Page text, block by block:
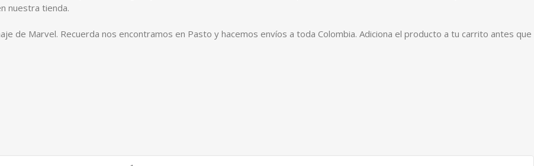
nuestra tienda.
de Marvel. Recuerda nos encontramos en Pasto y hacemos envíos a toda Colombia. Adiciona el producto a tu carrito antes que